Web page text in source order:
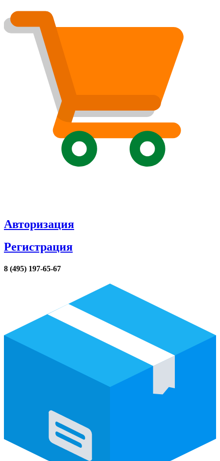
Авторизация
Регистрация
8 (495) 197-65-67